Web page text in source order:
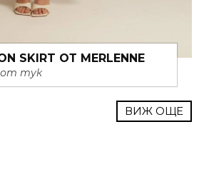
SKIRT ОТ MERLENNE
от тук
ВИЖ ОЩЕ